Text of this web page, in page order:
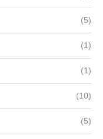
(5)
(1)
(1)
(10)
(5)